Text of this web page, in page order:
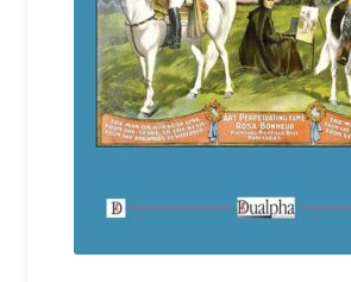
Qui sommes-nous ?
Soutien à Philippe Randa
Suivi de la Commande